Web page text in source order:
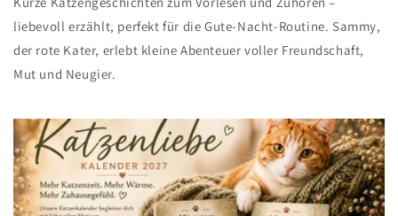
liebevoll erzählt, perfekt für die Gute-Nacht-Routine. Sammy,
der rote Kater, erlebt kleine Abenteuer voller Freundschaft,
Mut und Neugier.